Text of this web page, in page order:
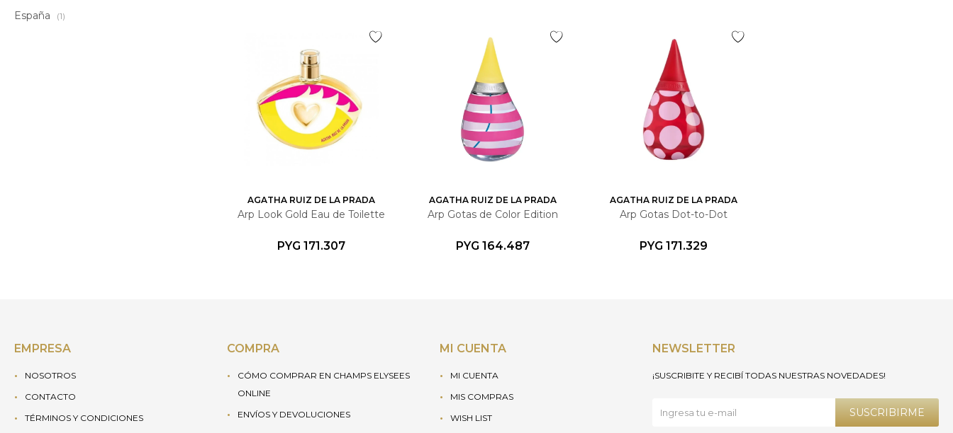
AGATHA RUIZ DE LA PRADA
Arp Look Gold Eau de Toilette
PYG 171.307
AGATHA RUIZ DE LA PRADA
Arp Gotas de Color Edition
PYG 164.487
AGATHA RUIZ DE LA PRADA
Arp Gotas Dot-to-Dot
PYG 171.329
España (1)
EMPRESA
NOSOTROS
CONTACTO
TÉRMINOS Y CONDICIONES
COMPRA
CÓMO COMPRAR EN CHAMPS ELYSEES
ONLINE
ENVÍOS Y DEVOLUCIONES
MI CUENTA
MI CUENTA
MIS COMPRAS
WISH LIST
NEWSLETTER
¡SUSCRIBITE Y RECIBÍ TODAS NUESTRAS NOVEDADES!
SUSCRIBIRME